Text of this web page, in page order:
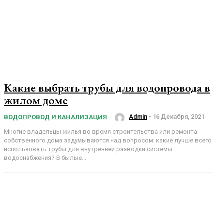
Какие выбрать трубы для водопровода в
жилом доме
ВОДОПРОВОД И КАНАЛИЗАЦИЯ Admin - 16 Декабря, 2021
Многие владельцы жилья во время строительства или ремонта
собственного дома задумываются над вопросом: какие лучше всего
использовать трубы для внутренней разводки системы
водоснабжения? В былые...